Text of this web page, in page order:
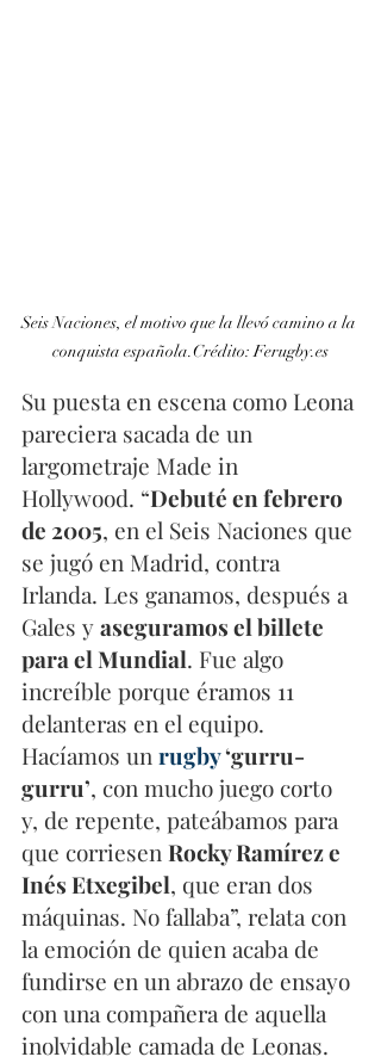
Seis Naciones, el motivo que la llevó camino a la
conquista española.Crédito: Ferugby.es
Su puesta en escena como Leona
pareciera sacada de un
largometraje Made in
Hollywood. “Debuté en febrero
de 2005, en el Seis Naciones que
se jugó en Madrid, contra
Irlanda. Les ganamos, después a
Gales y aseguramos el billete
para el Mundial. Fue algo
increíble porque éramos 11
delanteras en el equipo.
Hacíamos un rugby ‘gurru-
gurru’, con mucho juego corto
y, de repente, pateábamos para
que corriesen Rocky Ramírez e
Inés Etxegibel, que eran dos
máquinas. No fallaba”, relata con
la emoción de quien acaba de
fundirse en un abrazo de ensayo
con una compañera de aquella
inolvidable camada de Leonas.